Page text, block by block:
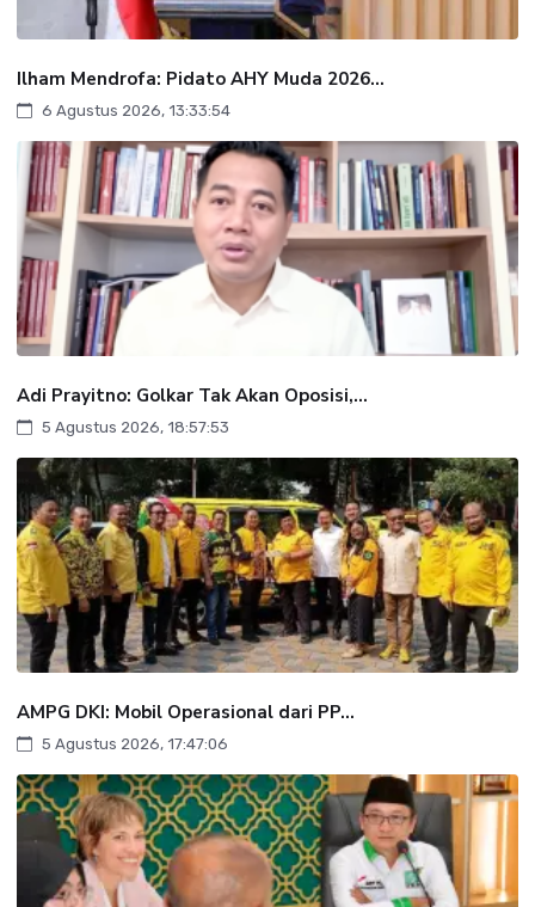
Ilham Mendrofa: Pidato AHY Muda 2026...
6 Agustus 2026, 13:33:54
Adi Prayitno: Golkar Tak Akan Oposisi,...
5 Agustus 2026, 18:57:53
AMPG DKI: Mobil Operasional dari PP...
5 Agustus 2026, 17:47:06